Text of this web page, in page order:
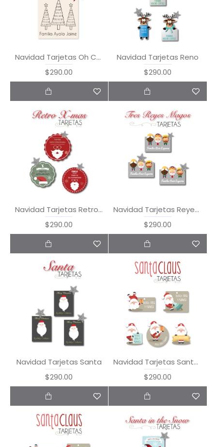
Navidad Tarjetas Oh Christmas Tree
$290.00
Navidad Tarjetas Reno
$290.00
Navidad Tarjetas Retro Xmas
$290.00
Navidad Tarjetas Reyes Magos
$290.00
Navidad Tarjetas Santa
$290.00
Navidad Tarjetas Santa Claus
$290.00